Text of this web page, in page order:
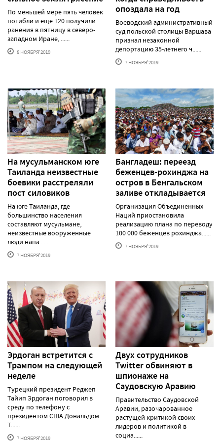
По меньшей мере пять человек
погибли и еще 120 получили
ранения в пятницу в северо-
западном Иране, ......
8 НОЯБРЯ'2019
опоздала на год
Воеводский административный
суд польской столицы Варшава
признал незаконной
депортацию 35-летнего ч......
7 НОЯБРЯ'2019
На мусульманском юге
Таиланда неизвестные
боевики расстреляли
пост силовиков
На юге Таиланда, где
большинство населения
составляют мусульмане,
неизвестные вооруженные
люди напа......
7 НОЯБРЯ'2019
Бангладеш: переезд
беженцев-рохинджа на
остров в Бенгальском
заливе откладывается
Организация Объединенных
Наций приостановила
реализацию плана по переводу
100 000 беженцев рохинджа......
7 НОЯБРЯ'2019
Эрдоган встретится с
Трампом на следующей
неделе
Турецкий президент Реджеп
Тайип Эрдоган поговорил в
среду по телефону с
президентом США Дональдом
Т......
7 НОЯБРЯ'2019
Двух сотрудников
Twitter обвиняют в
шпионаже на
Саудовскую Аравию
Правительство Саудовской
Аравии, разочарованное
растущей критикой своих
лидеров и политикой в
социа......